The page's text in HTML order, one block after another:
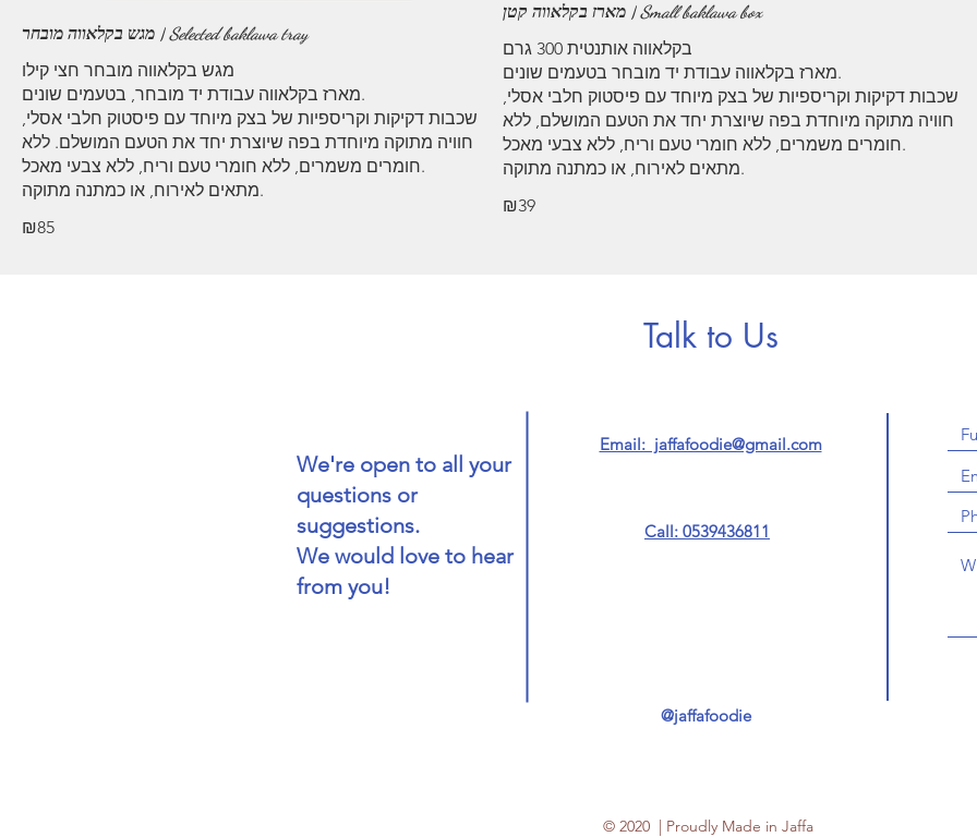
מגש בקלאווה מובחר | Selected baklawa tray
מגש בקלאווה מובחר חצי קילו
מארז בקלאווה עבודת יד מובחר, בטעמים שונים.
שכבות דקיקות וקריספיות של בצק מיוחד עם פיסטוק חלבי אסלי,
חוויה מתוקה מיוחדת בפה שיוצרת יחד את הטעם המושלם. ללא
חומרים משמרים, ללא חומרי טעם וריח, ללא צבעי מאכל.
מתאים לאירוח, או כמתנה מתוקה.
₪85
מארז בקלאווה קטן | Small baklawa box
בקלאווה אותנטית 300 גרם
מארז בקלאווה עבודת יד מובחר בטעמים שונים.
שכבות דקיקות וקריספיות של בצק מיוחד עם פיסטוק חלבי אסלי,
חוויה מתוקה מיוחדת בפה שיוצרת יחד את הטעם המושלם, ללא
חומרים משמרים, ללא חומרי טעם וריח, ללא צבעי מאכל.
₪39
Talk to Us
Call: 0539436811
Email: jaffafoodie@gmail.com
We're open to all your
questions or
suggestions.
We would love to hear
from you!
@jaffafoodie
© 2020 | Proudly Made in Jaffa